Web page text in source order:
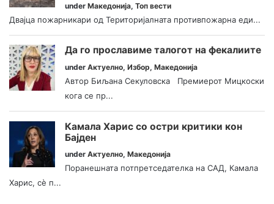
under Македонија, Топ вести
Двајца пожарникари од Територијалната противпожарна еди...
Да го прославиме талогот на фекалиите
under Актуелно, Избор, Македонија
Автор Биљана Секуловска Премиерот Мицкоски
кога се пр...
Камала Харис со остри критики кон
Бајден
under Актуелно, Македонија
Поранешната потпретседателка на САД, Камала
Харис, сè п...